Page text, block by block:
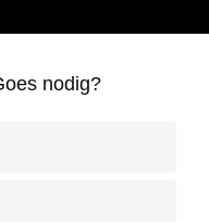
nodig?